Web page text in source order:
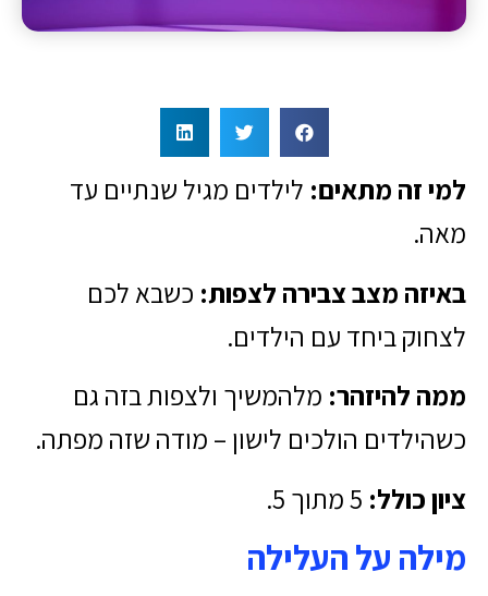
למי זה מתאים: לילדים מגיל שנתיים עד
מאה.
באיזה מצב צבירה לצפות: כשבא לכם
לצחוק ביחד עם הילדים.
ממה להיזהר: מלהמשיך ולצפות בזה גם
כשהילדים הולכים לישון – מודה שזה מפתה.
ציון כולל:
מילה על העלילה